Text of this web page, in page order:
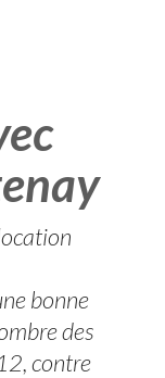
bonne
des
contre